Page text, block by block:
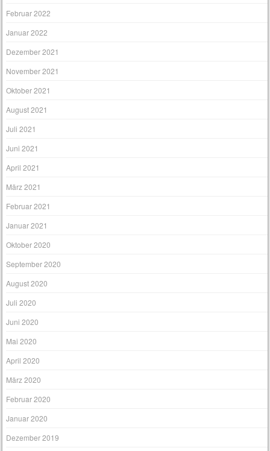
Februar 2022
Januar 2022
Dezember 2021
November 2021
Oktober 2021
August 2021
Juli 2021
Juni 2021
April 2021
März 2021
Februar 2021
Januar 2021
Oktober 2020
September 2020
August 2020
Juli 2020
Juni 2020
Mai 2020
April 2020
März 2020
Februar 2020
Januar 2020
Dezember 2019